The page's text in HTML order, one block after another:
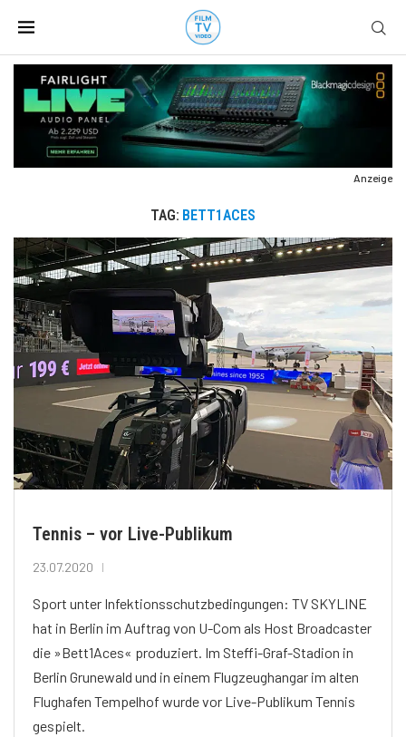
Anzeige
TAG: BETT1ACES
Tennis – vor Live-Publikum
23.07.2020
Sport unter Infektionsschutzbedingungen: TV SKYLINE
hat in Berlin im Auftrag von U-Com als Host Broadcaster
die »Bett1Aces« produziert. Im Steffi-Graf-Stadion in
Berlin Grunewald und in einem Flugzeughangar im alten
Flughafen Tempelhof wurde vor Live-Publikum Tennis
gespielt.